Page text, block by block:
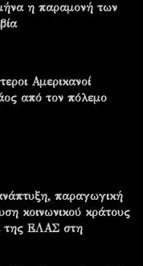
η παραμονή των
Αμερικανοί
από τον πόλεμο
παραγωγική
κοινωνικού κράτους
της ΕΛΑΣ στη